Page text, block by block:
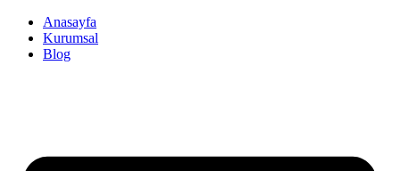
İçeriğe Anasayfa
Kurumsal
Blog